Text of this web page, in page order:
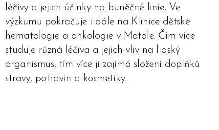
léčivy a jejich účinky na buněčné linie. Ve
výzkumu pokračuje i dále na Klinice dětské
hematologie a onkologie v Motole. Čím více
studuje různá léčiva a jejich vliv na lidský
organismus, tím více ji zajímá složení doplňků
stravy, potravin a kosmetiky.